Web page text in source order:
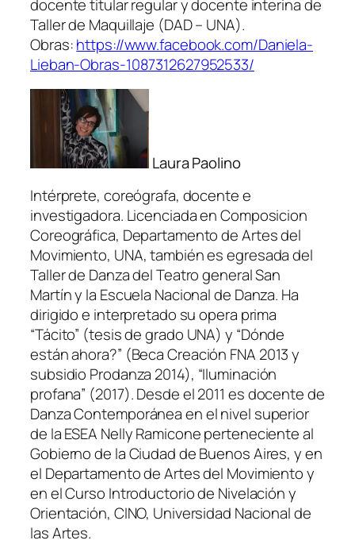
docente titular regular y docente interina de
Taller de Maquillaje (DAD – UNA).
Obras:https://www.facebook.com/Daniela-
Lieban-Obras-1087312627952533/
Laura Paolino
Intérprete, coreógrafa, docente e
investigadora. Licenciada en Composicion
Coreográfica, Departamento de Artes del
Movimiento, UNA, también es egresada del
Taller de Danza del Teatro general San
Martín y la Escuela Nacional de Danza. Ha
dirigido e interpretado su opera prima
“Tácito” (tesis de grado UNA) y “Dónde
están ahora?” (Beca Creación FNA 2013 y
subsidio Prodanza 2014), “Iluminación
profana” (2017). Desde el 2011 es docente de
Danza Contemporánea en el nivel superior
de la ESEA Nelly Ramicone perteneciente al
Gobierno de la Ciudad de Buenos Aires, y en
el Departamento de Artes del Movimiento y
en el Curso Introductorio de Nivelación y
Orientación, CINO, Universidad Nacional de
las Artes.